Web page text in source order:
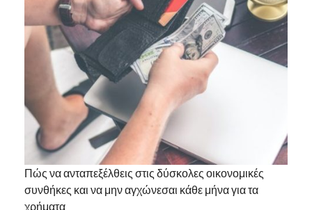
Πώς να ανταπεξέλθεις στις δύσκολες οικονομικές
συνθήκες και να μην αγχώνεσαι κάθε μήνα για τα
χρήματα